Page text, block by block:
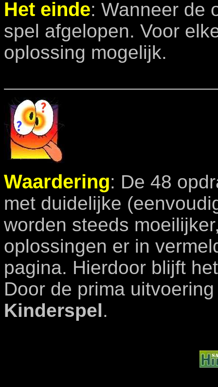
Het einde: Wanneer de
spel afgelopen. Voor
oplossing mogelijk.
Waardering: De 48
met duidelijke
worden steeds
oplossingen er in
pagina. Hierdoor blijft
Door de prima
Kinderspel.